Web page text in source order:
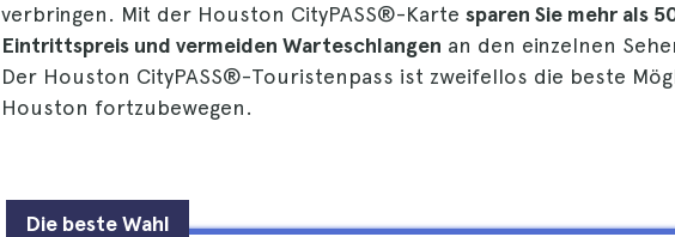
verbringen. Mit der Houston CityPASS®-Karte sparen Sie mehr als
Eintrittspreis und vermeiden Warteschlangen an den einzelnen
Der Houston CityPASS®-Touristenpass ist zweifellos die beste
Houston fortzubewegen.
Die beste Wahl